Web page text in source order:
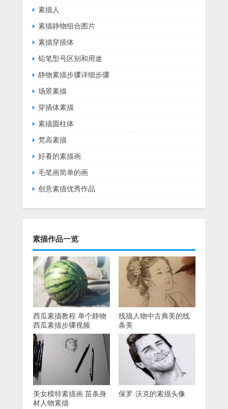
素描人
素描静物组合图片
素描穿插体
铅笔型号区别和用途
静物素描步骤详细步骤
场景素描
穿插体素描
素描圆柱体
梵高素描
好看的素描画
毛笔画简单的画
创意素描优秀作品
素描作品一览
西瓜素描教程 单个静物
西瓜素描步骤视频
线描人物中古典美的线
条美
美女模特素描画 苗条身
材人物素描
保罗·沃克的素描头像